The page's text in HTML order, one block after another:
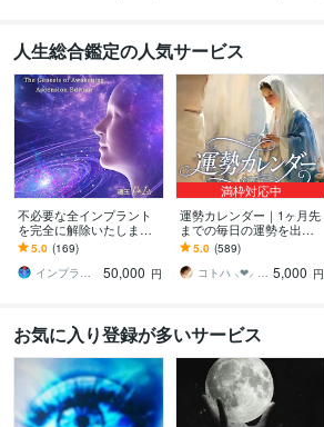
人生総合鑑定の人気サービス
不必要な全インプラント
を完全に解除いたします
インプラント全解除創始
者 × 魂の解放・カルマ浄
化・能力開花
5.0 (169)
インプラント全解除創始者｜魂王DaI⭐︎
50,000 円
満枠対応中
運勢カレンダー｜1ヶ月先
までの毎日の運勢を出し
ます 30日×500字のおよそ
1万5千文字で細かく詳細
に記します
5.0 (589)
コトハ ⸜❤︎⸝ 新サービス提供開始✨️ 5,000 円
お気に入り登録が多いサービス